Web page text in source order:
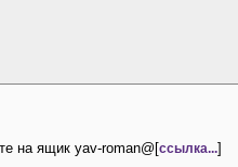
на ящик yav-roman@[ссылка...]